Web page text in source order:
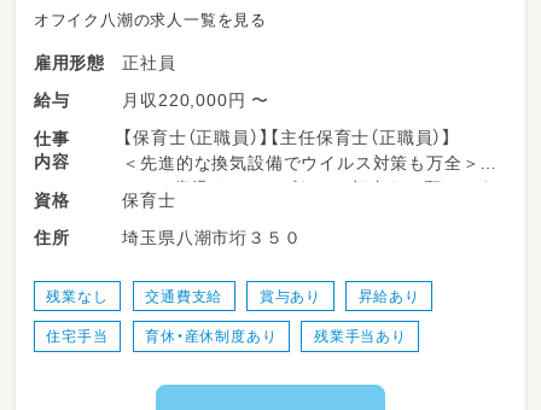
オフイク八潮の求人一覧を見る
雇用形態
正社員
給与
月収220,000円 〜
仕事
内容
【保育士（正職員）】【主任保育士（正職員）】
＜先進的な換気設備でウイルス対策も万全＞
0・1・2歳児クラスいずれかの担当をお願いしま
す。
・お迎え、お見送りの対応
・午睡チェック
・連絡帳記入
・食事サポート など
資格
保育士
住所
埼玉県八潮市垳３５０
残業なし 交通費支給 賞与あり 昇給あり
住宅手当 育休・産休制度あり 残業手当あり